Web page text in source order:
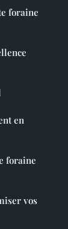
foraine
en
foraine
vos